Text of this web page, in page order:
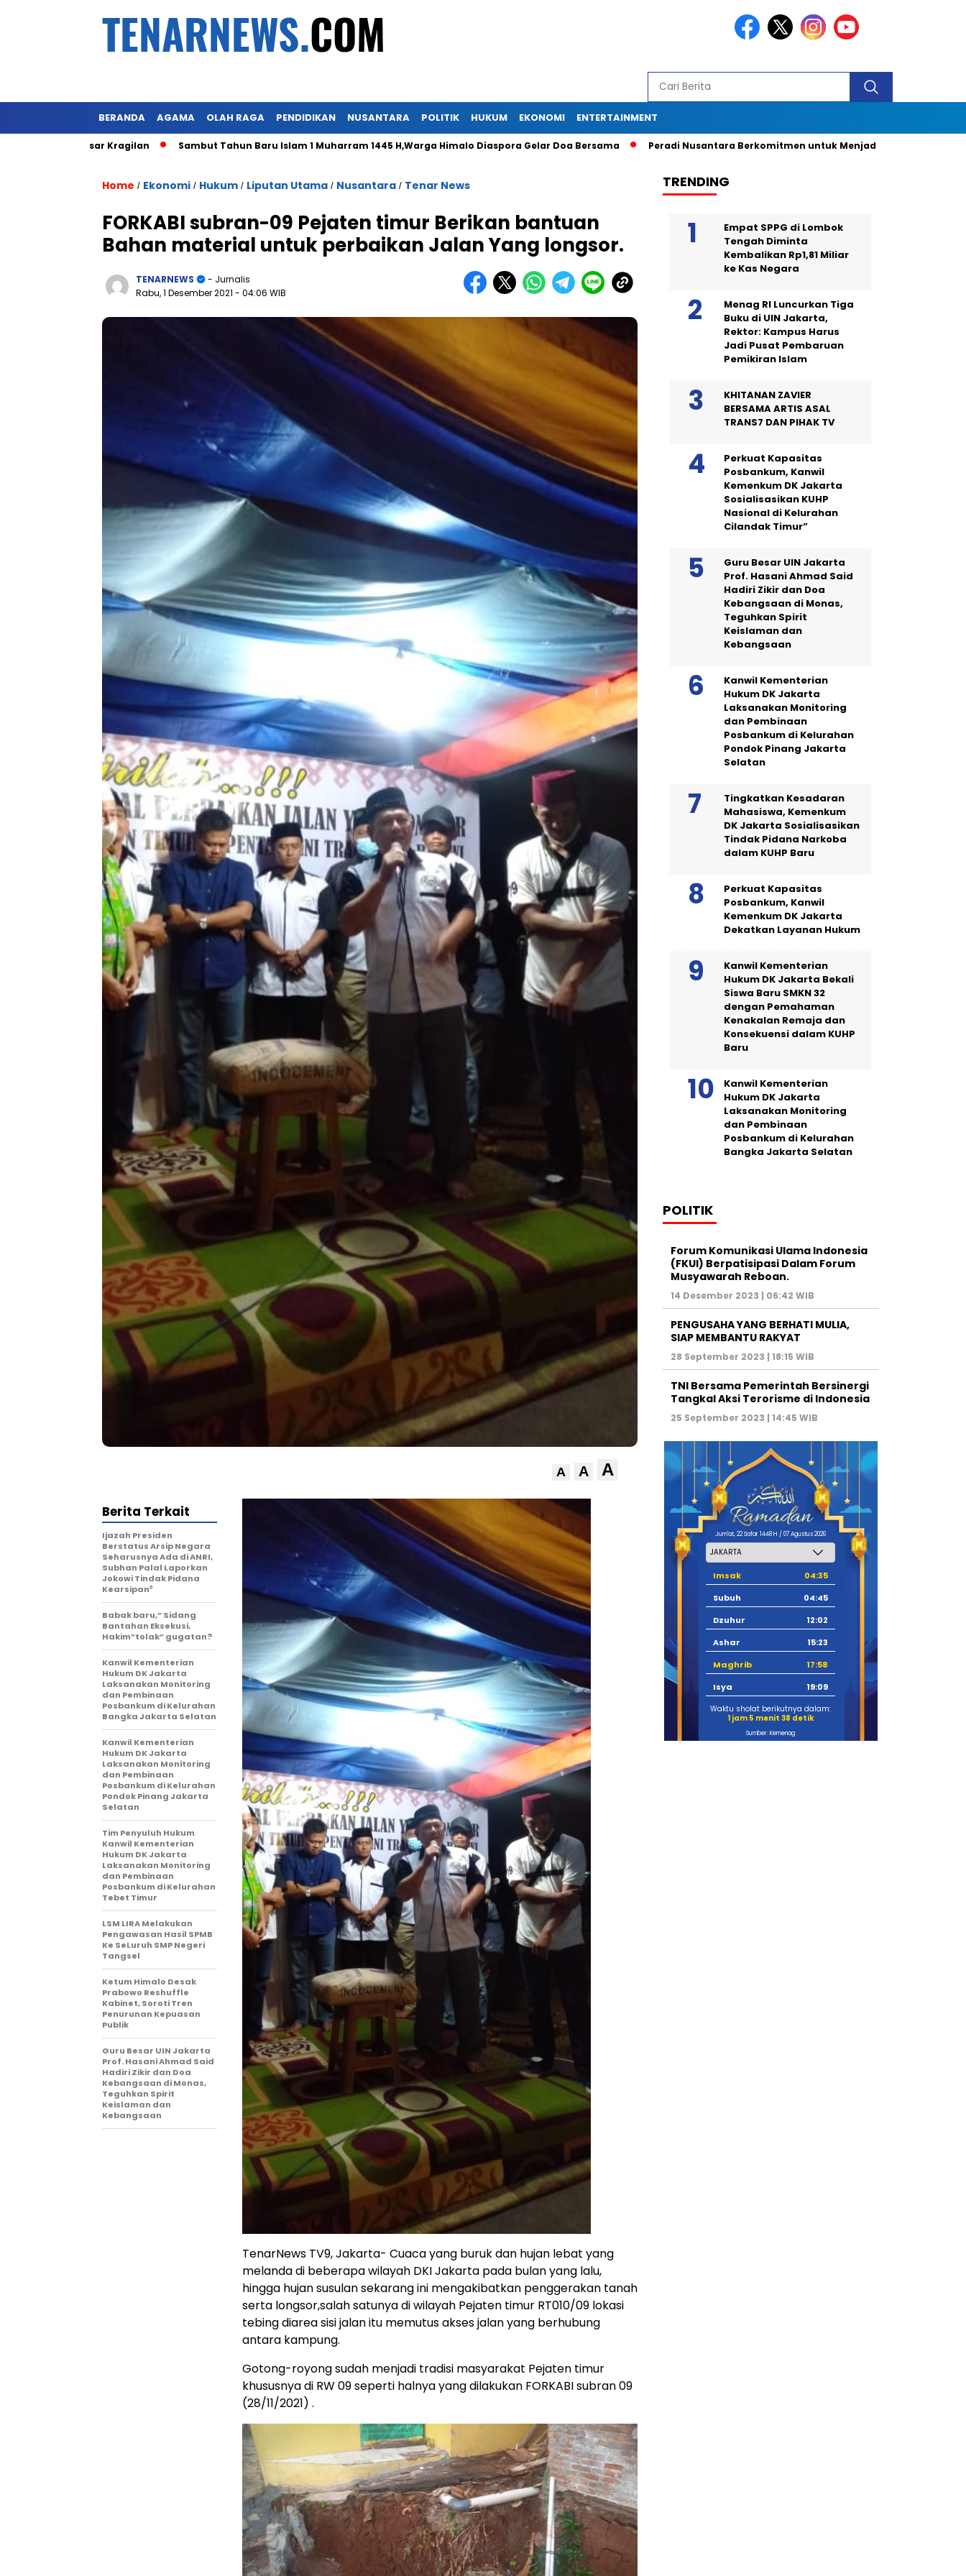
BERANDA AGAMA OLAH RAGA PENDIDIKAN NUSANTARA POLITIK HUKUM EKONOMI ENTERTAINMENT
Sambut Tahun Baru Islam 1 Muharram 1445 H,Warga Himalo Diaspora Gelar Doa Bersama Peradi Nusantara Berkomitmen untuk Menjadi Advokat Spesialis dengan
Home / Ekonomi / Hukum / Liputan Utama / Nusantara / Tenar News
FORKABI subran-09 Pejaten timur Berikan bantuan
Bahan material untuk perbaikan Jalan Yang longsor.
TENARNEWS
- Jurnalis
Rabu, 1 Desember 2021 - 04:06 WIB
A A A
TenarNews TV9, Jakarta- Cuaca yang buruk dan hujan lebat yang
melanda di beberapa wilayah DKI Jakarta pada bulan yang lalu,
hingga hujan susulan sekarang ini mengakibatkan penggerakan tanah
serta longsor,salah satunya di wilayah Pejaten timur RT010/09 lokasi
tebing diarea sisi jalan itu memutus akses jalan yang berhubung
antara kampung.
Gotong-royong sudah menjadi tradisi masyarakat Pejaten timur
khususnya di RW 09 seperti halnya yang dilakukan FORKABI subran 09
(28/11/2021) .
Berita Terkait
Ijazah Presiden
Berstatus Arsip Negara
Seharusnya Ada di ANRI,
Subhan Palal Laporkan
Jokowi Tindak Pidana
Kearsipan⁰
Babak baru,” Sidang
Bantahan Eksekusi,
Hakim”tolak” gugatan?
Kanwil Kementerian
Hukum DK Jakarta
Laksanakan Monitoring
dan Pembinaan
Posbankum di Kelurahan
Bangka Jakarta Selatan
Kanwil Kementerian
Hukum DK Jakarta
Laksanakan Monitoring
dan Pembinaan
Posbankum di Kelurahan
Pondok Pinang Jakarta
Selatan
Tim Penyuluh Hukum
Kanwil Kementerian
Hukum DK Jakarta
Laksanakan Monitoring
dan Pembinaan
Posbankum di Kelurahan
Tebet Timur
LSM LIRA Melakukan
Pengawasan Hasil SPMB
Ke SeLuruh SMP Negeri
Tangsel
Ketum Himalo Desak
Prabowo Reshuffle
Kabinet, Soroti Tren
Penurunan Kepuasan
Publik
Guru Besar UIN Jakarta
Prof. Hasani Ahmad Said
Hadiri Zikir dan Doa
Kebangsaan di Monas,
Teguhkan Spirit
Keislaman dan
Kebangsaan
TRENDING
Empat SPPG di Lombok
Tengah Diminta
Kembalikan Rp1,81 Miliar
ke Kas Negara
Menag RI Luncurkan Tiga
Buku di UIN Jakarta,
Rektor: Kampus Harus
Jadi Pusat Pembaruan
Pemikiran Islam
KHITANAN ZAVIER
BERSAMA ARTIS ASAL
TRANS7 DAN PIHAK TV
Perkuat Kapasitas
Posbankum, Kanwil
Kemenkum DK Jakarta
Sosialisasikan KUHP
Nasional di Kelurahan
Cilandak Timur”
Guru Besar UIN Jakarta
Prof. Hasani Ahmad Said
Hadiri Zikir dan Doa
Kebangsaan di Monas,
Teguhkan Spirit
Keislaman dan
Kebangsaan
Kanwil Kementerian
Hukum DK Jakarta
Laksanakan Monitoring
dan Pembinaan
Posbankum di Kelurahan
Pondok Pinang Jakarta
Selatan
Tingkatkan Kesadaran
Mahasiswa, Kemenkum
DK Jakarta Sosialisasikan
Tindak Pidana Narkoba
dalam KUHP Baru
Perkuat Kapasitas
Posbankum, Kanwil
Kemenkum DK Jakarta
Dekatkan Layanan Hukum
Kanwil Kementerian
Hukum DK Jakarta Bekali
Siswa Baru SMKN 32
dengan Pemahaman
Kenakalan Remaja dan
Konsekuensi dalam KUHP
Baru
Kanwil Kementerian
Hukum DK Jakarta
Laksanakan Monitoring
dan Pembinaan
Posbankum di Kelurahan
Bangka Jakarta Selatan
POLITIK
Forum Komunikasi Ulama Indonesia
(FKUI) Berpatisipasi Dalam Forum
Musyawarah Reboan.
14 Desember 2023 | 06:42 WIB
PENGUSAHA YANG BERHATI MULIA,
SIAP MEMBANTU RAKYAT
28 September 2023 | 18:15 WIB
TNI Bersama Pemerintah Bersinergi
Tangkal Aksi Terorisme di Indonesia
25 September 2023 | 14:45 WIB
Jum'at, 22 Safar 1448 H / 07 Agustus 2026
Imsak
04:35
Subuh
04:45
Dzuhur
12:02
Ashar
15:23
Maghrib
17:58
Isya
19:09
Waktu sholat berikutnya dalam:
1 jam 5 menit 36 detik
Sumber: Kemenag